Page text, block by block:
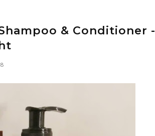
& Conditioner -